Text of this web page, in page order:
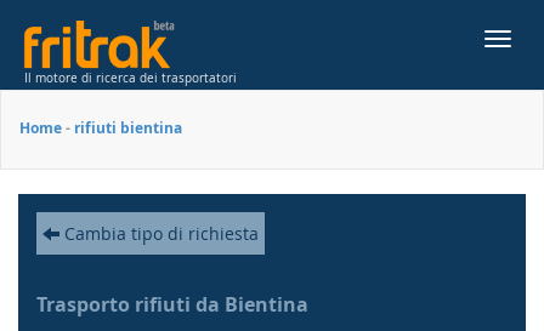
Il motore di ricerca dei trasportatori
Home- rifiuti bientina
Cambia tipo di richiesta
Trasporto rifiuti da Bientina